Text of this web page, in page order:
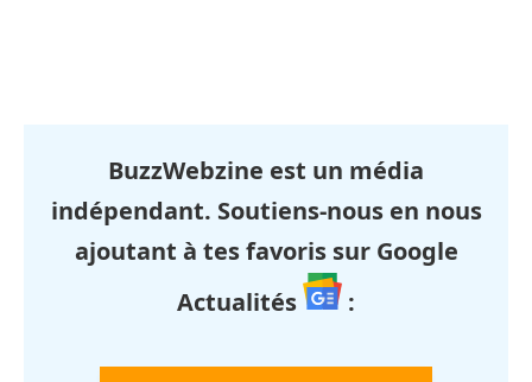
BuzzWebzine est un média
indépendant. Soutiens-nous en nous
ajoutant à tes favoris sur Google
Actualités
: